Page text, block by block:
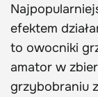
efektem
to owocniki
amator w
grzybobraniu